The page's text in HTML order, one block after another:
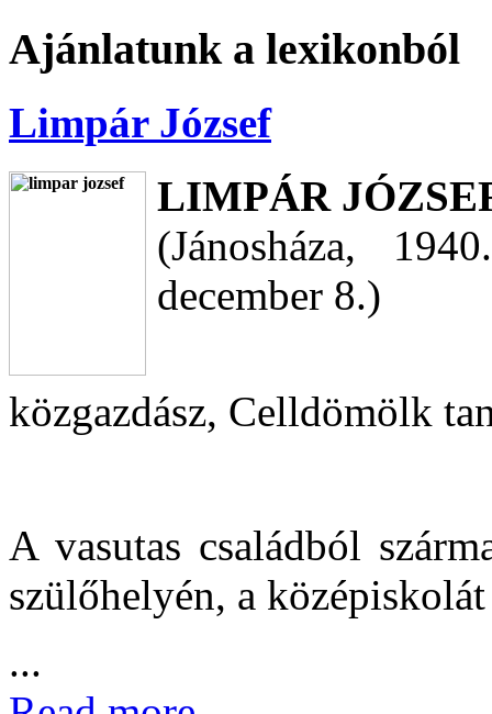
Ajánlatunk a lexikonból
Limpár József
LIMPÁR
(Jánosháza,
december 8.)
közgazdász, Celldömölk
A vasutas családból
szülőhelyén, a középiskolát
...